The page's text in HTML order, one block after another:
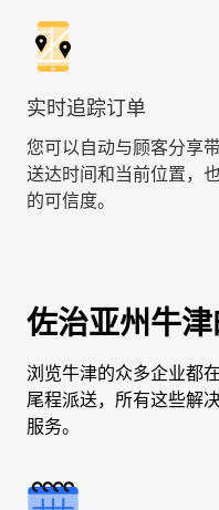
实时追踪订单
您可以自动与顾客分享
送达时间和当前位置，
的可信度。
佐治亚州牛
浏览牛津的众多企业都
尾程派送，所有这些解
服务。